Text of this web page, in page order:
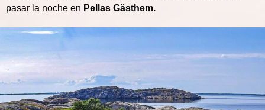
pasar la noche en Pellas Gästhem.